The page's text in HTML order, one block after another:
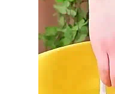
Bestelling herroepen
Ruilen en retourneren
Bestellingen & levering
Algemene voorwaarden